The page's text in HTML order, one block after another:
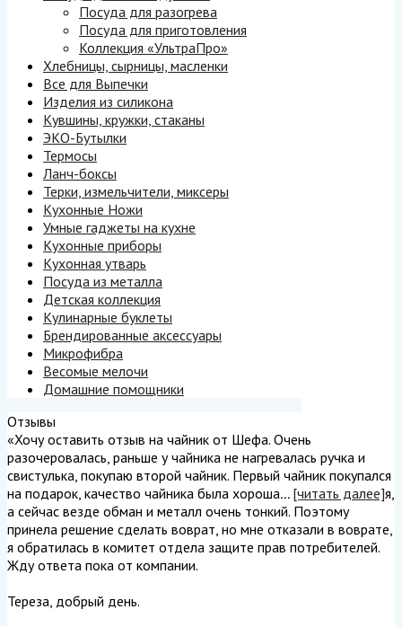
Посуда для разогрева
Посуда для приготовления
Коллекция «УльтраПро»
Хлебницы, сырницы, масленки
Все для Выпечки
Изделия из силикона
Кувшины, кружки, стаканы
ЭКО-Бутылки
Термосы
Ланч-боксы
Терки, измельчители, миксеры
Кухонные Ножи
Умные гаджеты на кухне
Кухонные приборы
Кухонная утварь
Посуда из металла
Детская коллекция
Кулинарные буклеты
Брендированные аксессуары
Микрофибра
Весомые мелочи
Домашние помощники
Отзывы
«Хочу оставить отзыв на чайник от Шефа. Очень
разочеровалась, раньше у чайника не нагревалась ручка и
свистулька, покупаю второй чайник. Первый чайник покупался
на подарок, качество чайника была хороша... [читать далее]я,
а сейчас везде обман и металл очень тонкий. Поэтому
принела решение сделать воврат, но мне отказали в воврате,
я обратилась в комитет отдела защите прав потребителей.
Жду ответа пока от компании.
Тереза, добрый день.